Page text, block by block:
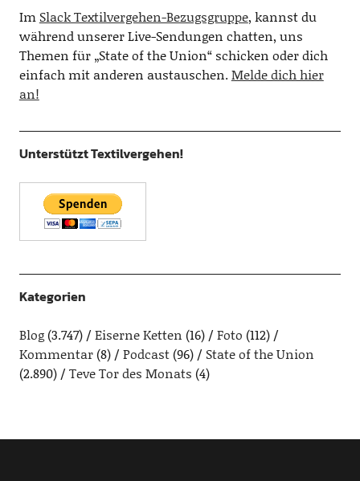
Im Slack Textilvergehen-Bezugsgruppe, kannst du
während unserer Live-Sendungen chatten, uns
Themen für „State of the Union“ schicken oder dich
einfach mit anderen austauschen.Melde dich hier
an!
Unterstützt Textilvergehen!
Kategorien
Blog(3.747) Eiserne Ketten (16) Foto (112)
Kommentar(8) Podcast(96)
State of the Union
(2.890)
Teve Tor des Monats (4)